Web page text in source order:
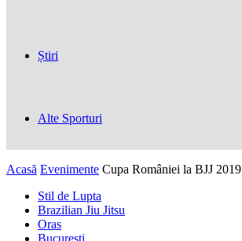
Știri
Alte Sporturi
Acasă Evenimente Cupa României la BJJ 2019
Stil de Lupta
Brazilian Jiu Jitsu
Oras
București